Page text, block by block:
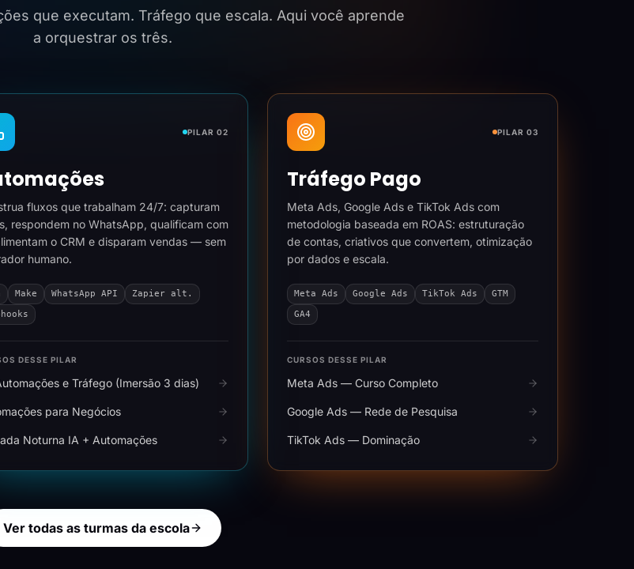
que executam. Tráfego que escala. Aqui você aprende
a orquestrar os três.
PILAR 02
fluxos que trabalham 24/7: capturam
respondem no WhatsApp, qualificam com
o CRM e disparam vendas — sem
humano.
Make WhatsApp API
Zapier alt.
DESSE PILAR
e Tráfego (Imersão 3 dias)
para Negócios
Noturna IA + Automações
PILAR 03
Tráfego Pago
Meta Ads, Google Ads e TikTok Ads com
metodologia baseada em ROAS: estruturação
de contas, criativos que convertem, otimização
por dados e escala.
Meta Ads Google Ads TikTok Ads
GTM
GA4
CURSOS DESSE PILAR
Meta Ads — Curso Completo
Google Ads — Rede de Pesquisa
TikTok Ads — Dominação
Ver todas as turmas da escola